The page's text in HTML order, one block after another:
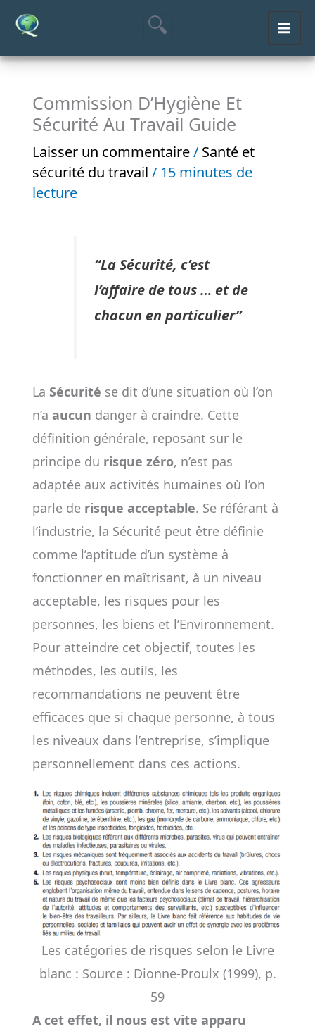
Aller
contenu
Commission D’Hygiène Et
Sécurité Au Travail Guide
Laisser un commentaire / Santé et
sécurité du travail / 15 minutes de
lecture
“La Sécurité, c’est
l’affaire de tous … et de
chacun en particulier”
La Sécurité se dit d’une situation où l’on
n’a aucun danger à craindre. Cette
définition générale, reposant sur le
principe du risque zéro, n’est pas
adaptée aux activités humaines où l’on
parle de risque acceptable. Se référant à
l’industrie, la Sécurité peut être définie
comme l’aptitude d’un système à
fonctionner en maîtrisant, à un niveau
acceptable, les risques pour les
personnes, les biens et l’Environnement.
Pour atteindre cet objectif, toutes les
méthodes, les outils, les
recommandations ne peuvent être
efficaces que si chaque personne, à tous
les niveaux dans l’entreprise, s’implique
personnellement dans ces actions.
Les catégories de risques selon le Livre
blanc : Source : Dionne-Proulx (1999), p.
59
A cet effet, il nous est vite apparu